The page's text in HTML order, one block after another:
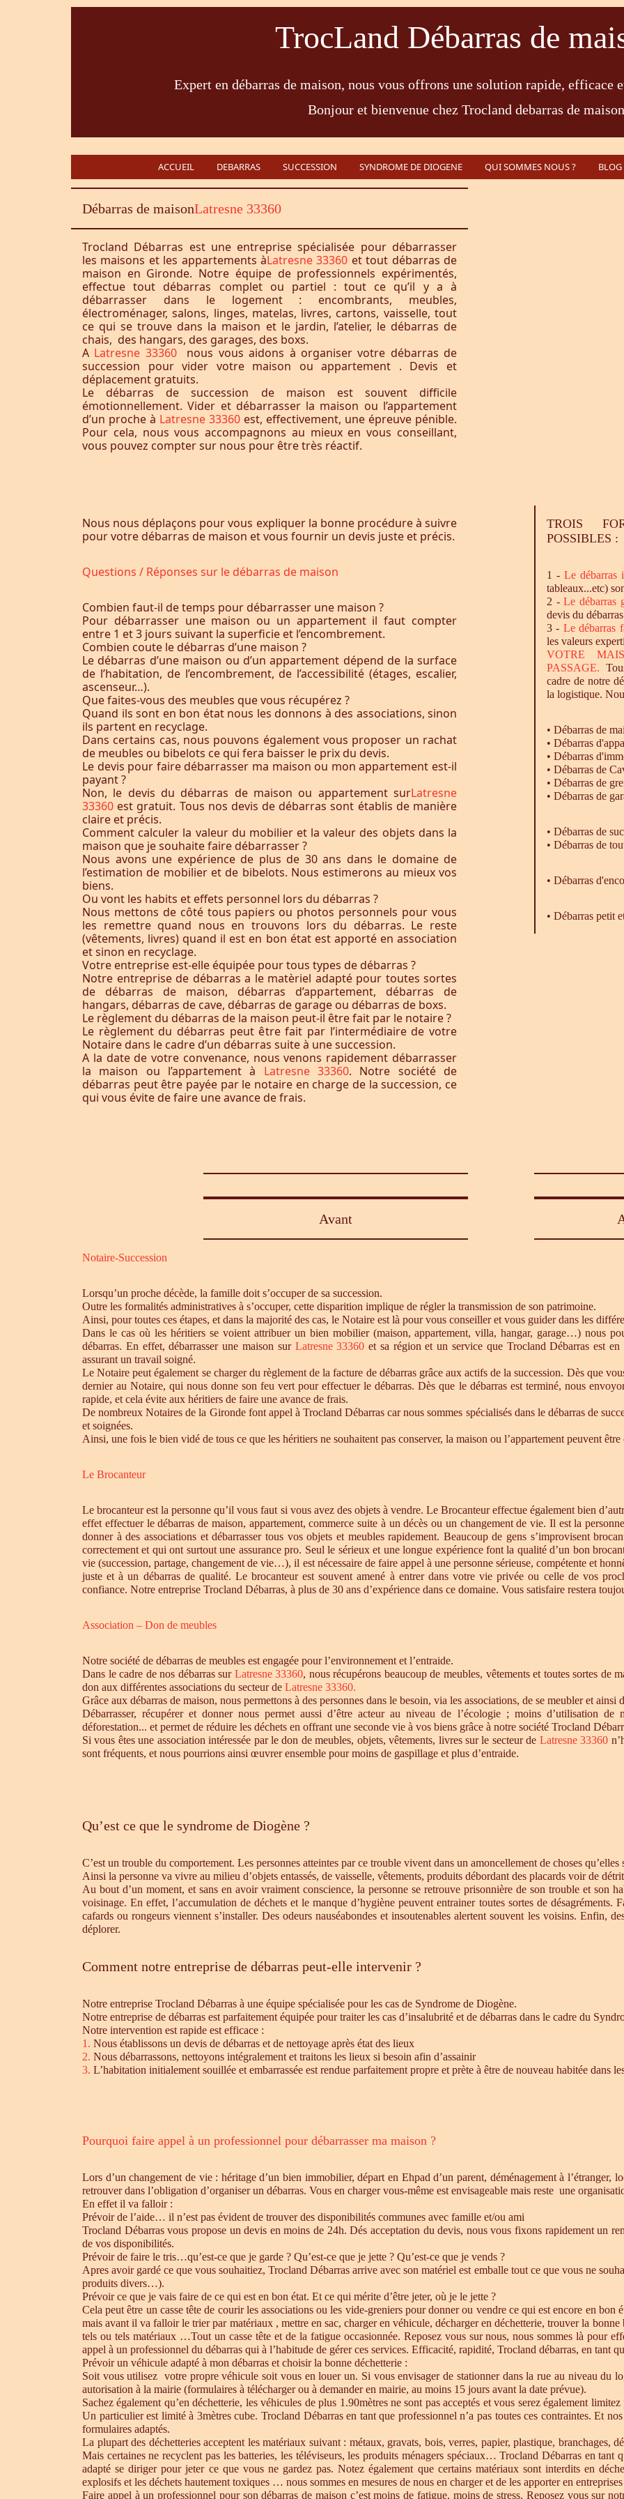
TrocLand Débarras de
Expert en débarras de maison, nous vous offrons une solution rapide, efficace
Bonjour et bienvenue chez Trocland debarras de
ACCUEIL DEBARRAS SUCCESSION SYNDROME DE DIOGENE QUI SOMMES NOUS ? BLOG
Débarras de maisonLatresne 33360
Trocland Débarras est une entreprise spécialisée pour débarrasser
les maisons et les appartements àLatresne 33360 et tout débarras de
maison en Gironde. Notre équipe de professionnels expérimentés,
effectue tout débarras complet ou partiel : tout ce qu’il y a à
débarrasser dans le logement : encombrants, meubles,
électroménager, salons, linges, matelas, livres, cartons, vaisselle, tout
ce qui se trouve dans la maison et le jardin, l’atelier, le débarras de
chais, des hangars, des garages, des boxs.
A Latresne 33360 nous vous aidons à organiser votre débarras de
succession pour vider votre maison ou appartement . Devis et
déplacement gratuits.
Le débarras de succession de maison est souvent difficile
émotionnellement. Vider et débarrasser la maison ou l’appartement
d’un proche à Latresne 33360 est, effectivement, une épreuve pénible.
Pour cela, nous vous accompagnons au mieux en vous conseillant,
vous pouvez compter sur nous pour être très réactif.
Nous nous déplaçons pour vous expliquer la bonne procédure à suivre
pour votre débarras de maison et vous fournir un devis juste et précis.
Questions / Réponses sur le débarras de maison
Combien faut-il de temps pour débarrasser une maison ?
Pour débarrasser une maison ou un appartement il faut compter
entre 1 et 3 jours suivant la superficie et l’encombrement.
Combien coute le débarras d’une maison ?
Le débarras d’une maison ou d’un appartement dépend de la surface
de l’habitation, de l’encombrement, de l’accessibilité (étages, escalier,
ascenseur…).
Que faites-vous des meubles que vous récupérez ?
Quand ils sont en bon état nous les donnons à des associations, sinon
ils partent en recyclage.
Dans certains cas, nous pouvons également vous proposer un rachat
de meubles ou bibelots ce qui fera baisser le prix du devis.
Le devis pour faire débarrasser ma maison ou mon appartement est-il
payant ?
Non, le devis du débarras de maison ou appartement surLatresne
33360 est gratuit. Tous nos devis de débarras sont établis de manière
claire et précis.
Comment calculer la valeur du mobilier et la valeur des objets dans la
maison que je souhaite faire débarrasser ?
Nous avons une expérience de plus de 30 ans dans le domaine de
l’estimation de mobilier et de bibelots. Nous estimerons au mieux vos
biens.
Ou vont les habits et effets personnel lors du débarras ?
Nous mettons de côté tous papiers ou photos personnels pour vous
les remettre quand nous en trouvons lors du débarras. Le reste
(vêtements, livres) quand il est en bon état est apporté en association
et sinon en recyclage.
Votre entreprise est-elle équipée pour tous types de débarras ?
Notre entreprise de débarras a le matèriel adapté pour toutes sortes
de débarras de maison, débarras d’appartement, débarras de
hangars, débarras de cave, débarras de garage ou débarras de boxs.
Le règlement du débarras de la maison peut-il être fait par le notaire ?
Le règlement du débarras peut être fait par l’intermédiaire de votre
Notaire dans le cadre d’un débarras suite à une succession.
A la date de votre convenance, nous venons rapidement débarrasser
la maison ou l’appartement à Latresne 33360. Notre société de
débarras peut être payée par le notaire en charge de la succession, ce
qui vous évite de faire une avance de frais.
TROIS
POSSIBLES :
1 -Ledébarras
tableaux...etc)
2 -Ledébarras
devis du
3 - Ledébarras
les valeurs
VOTRE
PASSAGE.
cadre de notre
la logistique.
• Débarras de
• Débarras
• Débarras
• Débarras de
• Débarras de
• Débarras de
• Débarras de
• Débarras de
• Débarras
• Débarras petit
Avant
Notaire-Succession
Lorsqu’un proche décède, la famille doit s’occuper de sa succession.
Outre les formalités administratives à s’occuper, cette disparition implique de régler la transmission de son patrimoine.
Ainsi, pour toutes ces étapes, et dans la majorité des cas, le Notaire est là pour vous conseiller et vous guider dans les
Dans le cas où les héritiers se voient attribuer un bien mobilier (maison, appartement, villa, hangar, garage…) nous
débarras. En effet, débarrasser une maison sur Latresne 33360 et sa région et un service que Trocland Débarras est
assurant un travail soigné.
Le Notaire peut également se charger du règlement de la facture de débarras grâce aux actifs de la succession. Dès que
dernier au Notaire, qui nous donne son feu vert pour effectuer le débarras. Dès que le débarras est terminé, nous
rapide, et cela évite aux héritiers de faire une avance de frais.
De nombreux Notaires de la Gironde font appel à Trocland Débarras car nous sommes spécialisés dans le débarras de
et soignées.
Ainsi, une fois le bien vidé de tous ce que les héritiers ne souhaitent pas conserver, la maison ou l’appartement peuvent
Le Brocanteur
Le brocanteur est la personne qu’il vous faut si vous avez des objets à vendre. Le Brocanteur effectue également bien
effet effectuer le débarras de maison, appartement, commerce suite à un décès ou un changement de vie. Il est la
donner à des associations et débarrasser tous vos objets et meubles rapidement. Beaucoup de gens s’improvisent
correctement et qui ont surtout une assurance pro. Seul le sérieux et une longue expérience font la qualité d’un bon
vie (succession, partage, changement de vie…), il est nécessaire de faire appel à une personne sérieuse, compétente et
juste et à un débarras de qualité. Le brocanteur est souvent amené à entrer dans votre vie privée ou celle de vos
confiance. Notre entreprise Trocland Débarras, à plus de 30 ans d’expérience dans ce domaine. Vous satisfaire restera
Association – Don de meubles
Notre société de débarras de meubles est engagée pour l’environnement et l’entraide.
Dans le cadre de nos débarras sur Latresne 33360, nous récupérons beaucoup de meubles, vêtements et toutes sortes de
don aux différentes associations du secteur de Latresne 33360.
Grâce aux débarras de maison, nous permettons à des personnes dans le besoin, via les associations, de se meubler et
Débarrasser, récupérer et donner nous permet aussi d’être acteur au niveau de l’écologie ; moins d’utilisation
déforestation... et permet de réduire les déchets en offrant une seconde vie à vos biens grâce à notre société Trocland
Si vous êtes une association intéressée par le don de meubles, objets, vêtements, livres sur le secteur de Latresne 33360
sont fréquents, et nous pourrions ainsi œuvrer ensemble pour moins de gaspillage et plus d’entraide.
Qu’est ce que le syndrome de Diogène ?
C’est un trouble du comportement. Les personnes atteintes par ce trouble vivent dans un amoncellement de choses
Ainsi la personne va vivre au milieu d’objets entassés, de vaisselle, vêtements, produits débordant des placards voir de
Au bout d’un moment, et sans en avoir vraiment conscience, la personne se retrouve prisonnière de son trouble et son
voisinage. En effet, l’accumulation de déchets et le manque d’hygiène peuvent entrainer toutes sortes de désagréments.
cafards ou rongeurs viennent s’installer. Des odeurs nauséabondes et insoutenables alertent souvent les voisins. Enfin,
déplorer.
Comment notre entreprise de débarras peut-elle intervenir ?
Notre entreprise Trocland Débarras à une équipe spécialisée pour les cas de Syndrome de Diogène.
Notre entreprise de débarras est parfaitement équipée pour traiter les cas d’insalubrité et de débarras dans le cadre du
Notre intervention est rapide est efficace :
1. Nous établissons un devis de débarras et de nettoyage après état des lieux
2. Nous débarrassons, nettoyons intégralement et traitons les lieux si besoin afin d’assainir
3. L’habitation initialement souillée et embarrassée est rendue parfaitement propre et prète à être de nouveau habitée dans
Pourquoi faire appel à un professionnel pour débarrasser ma maison ?
Lors d’un changement de vie : héritage d’un bien immobilier, départ en Ehpad d’un parent, déménagement à
retrouver dans l’obligation d’organiser un débarras. Vous en charger vous-même est envisageable mais reste une
En effet il va falloir :
Prévoir de l’aide… il n’est pas évident de trouver des disponibilités communes avec famille et/ou ami
Trocland Débarras vous propose un devis en moins de 24h. Dés acceptation du devis, nous vous fixons rapidement un
de vos disponibilités.
Prévoir de faire le tris…qu’est-ce que je garde ? Qu’est-ce que je jette ? Qu’est-ce que je vends ?
Apres avoir gardé ce que vous souhaitiez, Trocland Débarras arrive avec son matériel est emballe tout ce que vous ne
produits divers…).
Prévoir ce que je vais faire de ce qui est en bon état. Et ce qui mérite d’être jeter, où je le jette ?
Cela peut être un casse tête de courir les associations ou les vide-greniers pour donner ou vendre ce qui est encore en bon
mais avant il va falloir le trier par matériaux , mettre en sac, charger en véhicule, décharger en déchetterie, trouver la
tels ou tels matériaux …Tout un casse tête et de la fatigue occasionnée. Reposez vous sur nous, nous sommes là pour
appel à un professionnel du débarras qui à l’habitude de gérer ces services. Efficacité, rapidité, Trocland débarras, en tant
Prévoir un véhicule adapté à mon débarras et choisir la bonne déchetterie :
Soit vous utilisez votre propre véhicule soit vous en louer un. Si vous envisager de stationner dans la rue au niveau du
autorisation à la mairie (formulaires à télécharger ou à demander en mairie, au moins 15 jours avant la date prévue).
Sachez également qu’en déchetterie, les véhicules de plus 1.90mètres ne sont pas acceptés et vous serez également
Un particulier est limité à 3mètres cube. Trocland Débarras en tant que professionnel n’a pas toutes ces contraintes. Et
formulaires adaptés.
La plupart des déchetteries acceptent les matériaux suivant : métaux, gravats, bois, verres, papier, plastique, branchages,
Mais certaines ne recyclent pas les batteries, les téléviseurs, les produits ménagers spéciaux… Trocland Débarras en tant
adapté se diriger pour jeter ce que vous ne gardez pas. Notez également que certains matériaux sont interdits en
explosifs et les déchets hautement toxiques … nous sommes en mesures de nous en charger et de les apporter en
Faire appel à un professionnel pour son débarras de maison c’est moins de fatigue, moins de stress. Reposez vous sur